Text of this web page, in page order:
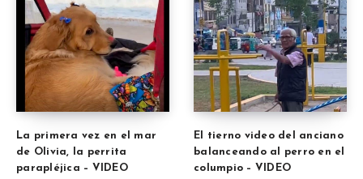
La primera vez en el mar
de Olivia, la perrita
parapléjica – VIDEO
El tierno video del anciano
balanceando al perro en el
columpio – VIDEO